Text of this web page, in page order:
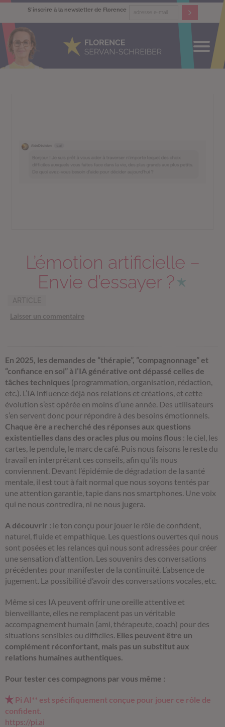
S'inscrire à la newsletter de Florence
L’émotion artificielle –
Envie d’essayer ?
ARTICLE
Laisser un commentaire
En 2025, les demandes de “thérapie”, ”compagnonnage” et
“confiance en soi” à l’IA générative ont dépassé celles de
tâches techniques (programmation, organisation, rédaction,
etc.). L’IA influence déjà nos relations et créations, et cette
évolution s’est opérée en moins d’une année. Des utilisateurs
s’en servent donc pour répondre à des besoins émotionnels.
Chaque ère a recherché des réponses aux questions
existentielles dans des oracles plus ou moins flous : le ciel, les
cartes, le pendule, le marc de café. Puis nous faisons le reste du
travail en interprétant ces conseils, afin qu’ils nous
conviennent. Devant l’épidémie de dégradation de la santé
mentale, il est tout à fait normal que nous soyons tentés par
une attention garantie, tapie dans nos smartphones. Une voix
qui ne nous contredira, ni ne nous jugera.
A découvrir : le ton conçu pour jouer le rôle de confident,
naturel, fluide et empathique. Les questions ouvertes qui nous
sont posées et les relances qui nous sont adressées pour créer
une sensation d’attention. Les souvenirs des conversations
précédentes pour manifester de la continuité. L’absence de
jugement. La possibilité d’avoir des conversations vocales, etc.
Même si ces IA peuvent offrir une oreille attentive et
bienveillante, elles ne remplacent pas un véritable
accompagnement humain (ami, thérapeute, coach) pour des
situations sensibles ou difficiles. Elles peuvent être un
complément réconfortant, mais pas un substitut aux
relations humaines authentiques.
Pour tester ces compagnons par vous même :
Pi AI** est spécifiquement conçue pour jouer ce rôle de
confident.
https://pi.ai